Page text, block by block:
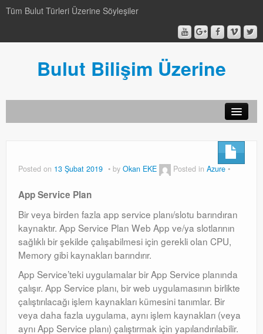
Tüm Bulut Türleri Üzerine Söyleşiler
Bulut Bilişim Üzerine
Video-Webcast-Seminer
Video-Webcast-Seminer
Windows Server Family
Windows Server Family
SCOM
Posted on 13 Şubat 2019 by Okan EKE Posted in Azure
App Service Plan
Bir veya birden fazla app service planı/slotu barındıran
kaynaktır. App Service Plan Web App ve/ya slotlarının
sağlıklı bir şekilde çalışabilmesi için gerekli olan CPU,
Memory gibi kaynakları barındırır.
App Service’teki uygulamalar bir App Service planında
çalışır. App Service planı, bir web uygulamasının birlikte
çalıştırılacağı işlem kaynakları kümesini tanımlar. Bir
veya daha fazla uygulama, aynı işlem kaynakları (veya
aynı App Service planı) çalıştırmak için yapılandırılabilir.